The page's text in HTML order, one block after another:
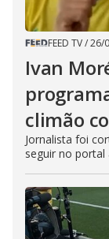
FEED TV/26/
Ivan
climão
Jornalista foi
seguir no